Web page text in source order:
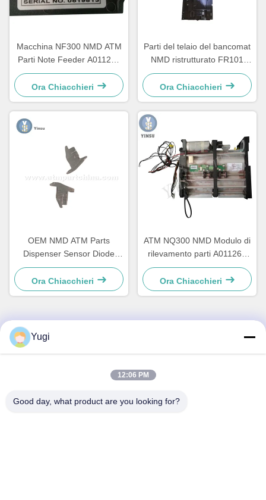
Macchina NF300 NMD ATM
Parti Note Feeder A011261
Per macchine da gioco al
chiosco
Ora Chiacchieri
Parti del telaio del bancomat
NMD ristrutturato FR101
destra Glory Delarue Talaris
A006322
Ora Chiacchieri
OEM NMD ATM Parts
Dispenser Sensor Diode
Holder A001486
Ora Chiacchieri
ATM NQ300 NMD Modulo di
rilevamento parti A011263
per apparecchiature
bancarie
Ora Chiacchieri
Contatto rapido
Xingye EastRoad, Shunjiang Community Industrial Park,
Yugi
12:06 PM
Good day, what product are you looking for?